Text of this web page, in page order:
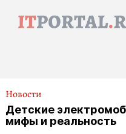
Новости
Детские
мифы и реальность